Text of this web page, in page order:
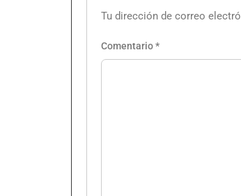
Tu dirección de correo
Comentario*